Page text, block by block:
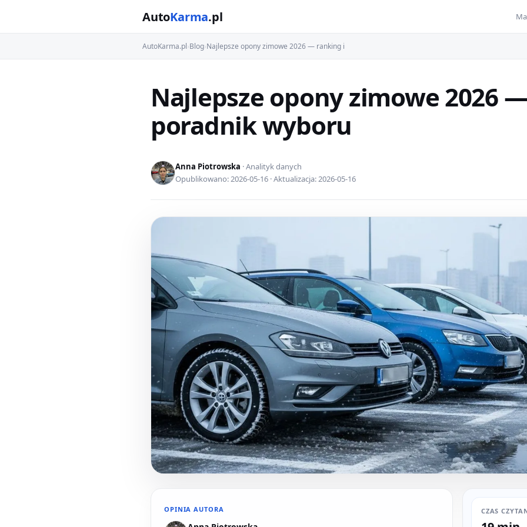
AutoKarma.pl
AutoKarma.pl›Blog›Najlepsze opony zimowe 2026 — ranking i
Najlepsze opony zimowe 2026
poradnik wyboru
Anna Piotrowska · Analityk danych
Opublikowano: 2026-05-16 · Aktualizacja: 2026-05-16
OPINIA AUTORA CZAS